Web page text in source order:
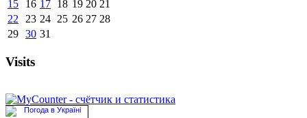
15
16 17 18 19 20 21
22
23 24 25 26 27 28
29 30 31
Visits